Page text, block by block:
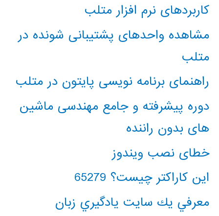
کاربردهای نرم افزار متلب
مشاهده واحدهای پشتیبانی شونده در
متلب
راهنمای برنامه نویسی پایتون در متلب
دوره پیشرفته و جامع مهندسی ماشین
های بدون راننده
خطای نصب ویندوز
این کاراکتر چیست؟ 65279
معرفي يك سايت يادگيري زبان